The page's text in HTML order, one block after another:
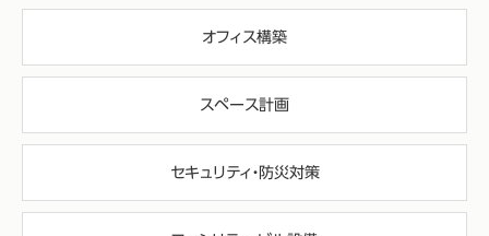
オフィス構築
スペース計画
セキュリティ・防災対策